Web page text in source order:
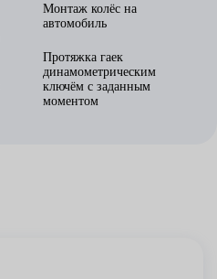
Монтаж колёс на
автомобиль
Протяжка гаек
динамометрическим
ключём с заданным
моментом